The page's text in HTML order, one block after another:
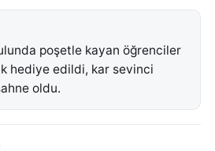
poşetle kayan öğrenciler
hediye edildi, kar sevinci
oldu.